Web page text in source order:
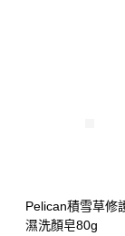
Pelican積雪草修
濕洗顏皂80g